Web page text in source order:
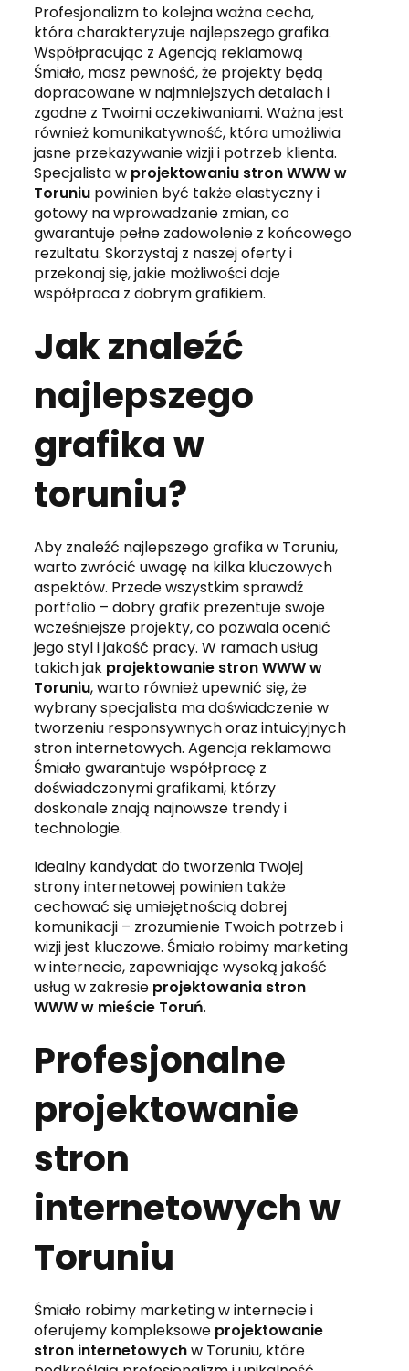
Profesjonalizm to kolejna ważna cecha,
która charakteryzuje najlepszego grafika.
Współpracując z Agencją reklamową
Śmiało, masz pewność, że projekty będą
dopracowane w najmniejszych detalach i
zgodne z Twoimi oczekiwaniami. Ważna jest
również komunikatywność, która umożliwia
jasne przekazywanie wizji i potrzeb klienta.
Specjalista w projektowaniu stron WWW w
Toruniu powinien być także elastyczny i
gotowy na wprowadzanie zmian, co
gwarantuje pełne zadowolenie z końcowego
rezultatu. Skorzystaj z naszej oferty i
przekonaj się, jakie możliwości daje
współpraca z dobrym grafikiem.
Jak znaleźć
najlepszego
grafika w
toruniu?
Aby znaleźć najlepszego grafika w Toruniu,
warto zwrócić uwagę na kilka kluczowych
aspektów. Przede wszystkim sprawdź
portfolio – dobry grafik prezentuje swoje
wcześniejsze projekty, co pozwala ocenić
jego styl i jakość pracy. W ramach usług
takich jak projektowanie stron WWW w
Toruniu, warto również upewnić się, że
wybrany specjalista ma doświadczenie w
tworzeniu responsywnych oraz intuicyjnych
stron internetowych. Agencja reklamowa
Śmiało gwarantuje współpracę z
doświadczonymi grafikami, którzy
doskonale znają najnowsze trendy i
technologie.
Idealny kandydat do tworzenia Twojej
strony internetowej powinien także
cechować się umiejętnością dobrej
komunikacji – zrozumienie Twoich potrzeb i
wizji jest kluczowe. Śmiało robimy marketing
w internecie, zapewniając wysoką jakość
usług w zakresie projektowania stron
WWW w mieście Toruń.
Profesjonalne
projektowanie
stron
internetowych w
Toruniu
Śmiało robimy marketing w internecie i
oferujemy kompleksowe projektowanie
stron internetowychw Toruniu, które